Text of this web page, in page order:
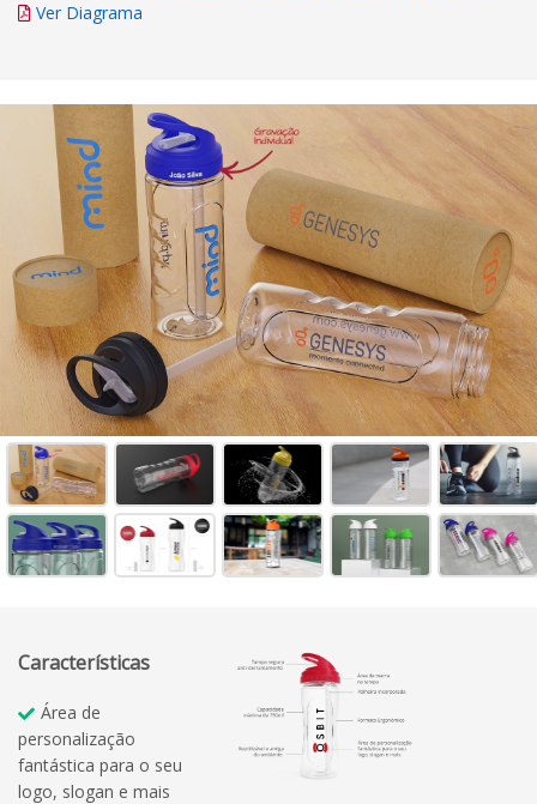
Ver Diagrama
Características
Área de
personalização
fantástica para o seu
logo, slogan e mais